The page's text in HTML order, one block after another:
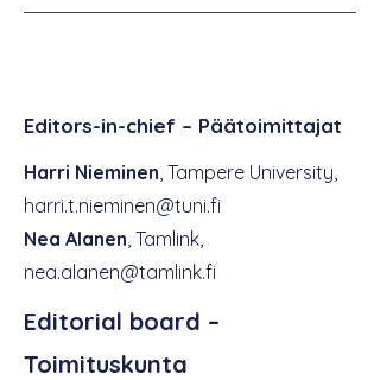
Editors-in-chief – Päätoimittajat
Harri Nieminen, Tampere University,
harri.t.nieminen@tuni.fi
Nea Alanen, Tamlink,
nea.alanen@tamlink.fi
Editorial board –
Toimituskunta